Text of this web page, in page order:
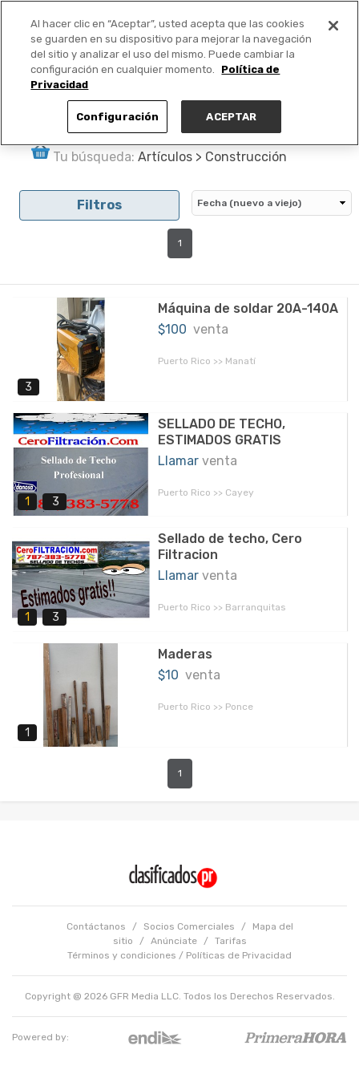
PUBLICA GRATIS +
Tu búsqueda: Artículos > Construcción
Filtros
1
3
Máquina de soldar 20A-140A
$100 venta
Puerto Rico >> Manatí
1 3
SELLADO DE TECHO,
ESTIMADOS GRATIS
Llamar venta
Puerto Rico >> Cayey
1 3
Sellado de techo, Cero
Filtracion
Llamar venta
Puerto Rico >> Barranquitas
1
Maderas
$10 venta
Puerto Rico >> Ponce
1
Contáctanos / Socios Comerciales /
Mapa del
sitio
/ Anúnciate /
Tarifas
Términos y condiciones / Políticas de Privacidad
Copyright @ 2026 GFR Media LLC. Todos los Derechos Reservados.
Powered by:
Al hacer clic en “Aceptar”, usted acepta que las cookies
se guarden en su dispositivo para mejorar la navegación
del sitio y analizar el uso del mismo. Puede cambiar la
configuración en cualquier momento.
Política de
Privacidad
Configuración ACEPTAR